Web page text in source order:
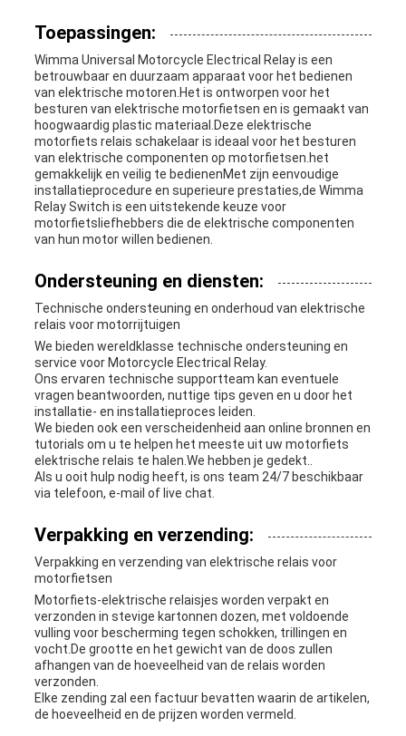
Toepassingen:
Wimma Universal Motorcycle Electrical Relay is een
betrouwbaar en duurzaam apparaat voor het bedienen
van elektrische motoren.Het is ontworpen voor het
besturen van elektrische motorfietsen en is gemaakt van
hoogwaardig plastic materiaal.Deze elektrische
motorfiets relais schakelaar is ideaal voor het besturen
van elektrische componenten op motorfietsen.het
gemakkelijk en veilig te bedienenMet zijn eenvoudige
installatieprocedure en superieure prestaties,de Wimma
Relay Switch is een uitstekende keuze voor
motorfietsliefhebbers die de elektrische componenten
van hun motor willen bedienen.
Ondersteuning en diensten:
Technische ondersteuning en onderhoud van elektrische
relais voor motorrijtuigen
We bieden wereldklasse technische ondersteuning en
service voor Motorcycle Electrical Relay.
Ons ervaren technische supportteam kan eventuele
vragen beantwoorden, nuttige tips geven en u door het
installatie- en installatieproces leiden.
We bieden ook een verscheidenheid aan online bronnen en
tutorials om u te helpen het meeste uit uw motorfiets
elektrische relais te halen.We hebben je gedekt..
Als u ooit hulp nodig heeft, is ons team 24/7 beschikbaar
via telefoon, e-mail of live chat.
Verpakking en verzending:
Verpakking en verzending van elektrische relais voor
motorfietsen
Motorfiets-elektrische relaisjes worden verpakt en
verzonden in stevige kartonnen dozen, met voldoende
vulling voor bescherming tegen schokken, trillingen en
vocht.De grootte en het gewicht van de doos zullen
afhangen van de hoeveelheid van de relais worden
verzonden.
Elke zending zal een factuur bevatten waarin de artikelen,
de hoeveelheid en de prijzen worden vermeld.